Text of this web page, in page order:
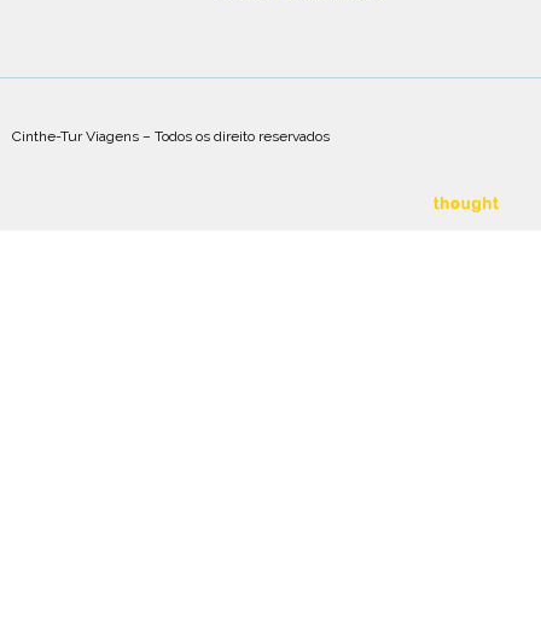
Cinthe-Tur Viagens – Todos os direito reservados